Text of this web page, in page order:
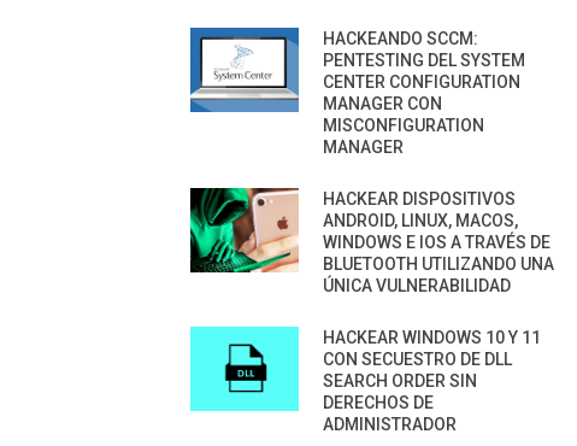
HACKEANDO SCCM:
PENTESTING DEL SYSTEM
CENTER CONFIGURATION
MANAGER CON
MISCONFIGURATION
MANAGER
HACKEAR DISPOSITIVOS
ANDROID, LINUX, MACOS,
WINDOWS E IOS A TRAVÉS DE
BLUETOOTH UTILIZANDO UNA
ÚNICA VULNERABILIDAD
HACKEAR WINDOWS 10 Y 11
CON SECUESTRO DE DLL
SEARCH ORDER SIN
DERECHOS DE
ADMINISTRADOR